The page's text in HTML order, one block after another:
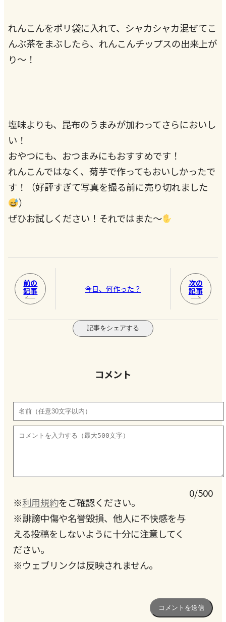
れんこんをポリ袋に入れて、シャカシャカ混ぜてこ
んぶ茶をまぶしたら、れんこんチップスの出来上が
り～！
塩味よりも、昆布のうまみが加わってさらにおいし
い！
おやつにも、おつまみにもおすすめです！
れんこんではなく、菊芋で作ってもおいしかったで
す！（好評すぎて写真を撮る前に売り切れました
）
ぜひお試しください！それではまた～
前の
記事
今日、何作った？
次の
記事
記事をシェアする
コメント
※利用規約をご確認ください。
※誹謗中傷や名誉毀損、他人に不快感を与
える投稿をしないように十分に注意してく
ださい。
※ウェブリンクは反映されません。
0/500